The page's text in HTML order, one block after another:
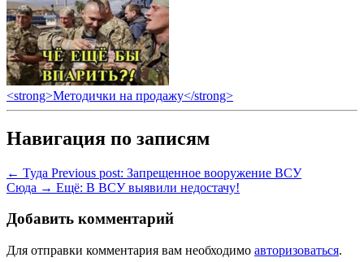
<strong>Методички на продажу</strong>
Навигация по записям
← Туда Previous post: Запрещенное вооружение ВСУ
Сюда → Ещё: В ВСУ выявили недостачу!
Добавить комментарий
Для отправки комментария вам необходимо авторизоваться.